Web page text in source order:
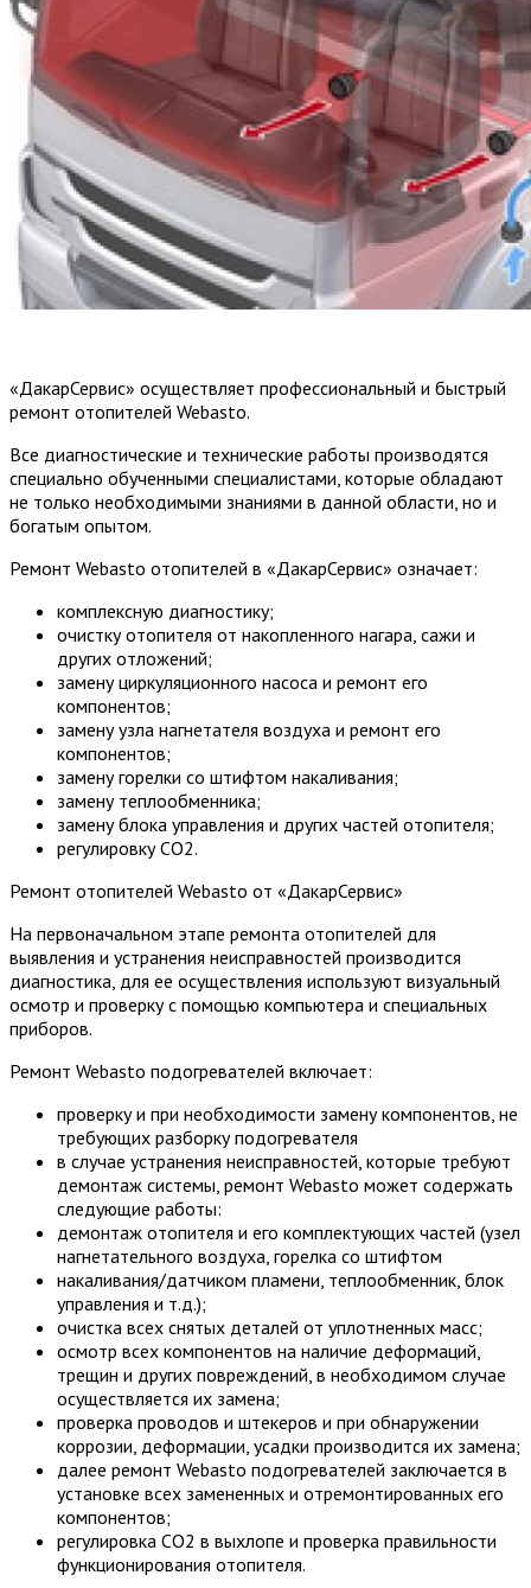
«ДакарСервис» осуществляет профессиональный и быстрый
ремонт отопителей Webasto.
Все диагностические и технические работы производятся
специально обученными специалистами, которые обладают
не только необходимыми знаниями в данной области, но и
богатым опытом.
Ремонт Webasto отопителей в «ДакарСервис» означает:
комплексную диагностику;
очистку отопителя от накопленного нагара, сажи и
других отложений;
замену циркуляционного насоса и ремонт его
компонентов;
замену узла нагнетателя воздуха и ремонт его
компонентов;
замену горелки со штифтом накаливания;
замену теплообменника;
замену блока управления и других частей отопителя;
регулировку СО2.
Ремонт отопителей Webasto от «ДакарСервис»
На первоначальном этапе ремонта отопителей для
выявления и устранения неисправностей производится
диагностика, для ее осуществления используют визуальный
осмотр и проверку с помощью компьютера и специальных
приборов.
Ремонт Webasto подогревателей включает:
проверку и при необходимости замену компонентов, не
требующих разборку подогревателя
в случае устранения неисправностей, которые требуют
демонтаж системы, ремонт Webasto может содержать
следующие работы:
демонтаж отопителя и его комплектующих частей (узел
нагнетательного воздуха, горелка со штифтом
накаливания/датчиком пламени, теплообменник, блок
управления и т.д.);
очистка всех снятых деталей от уплотненных масс;
осмотр всех компонентов на наличие деформаций,
трещин и других повреждений, в необходимом случае
осуществляется их замена;
проверка проводов и штекеров и при обнаружении
коррозии, деформации, усадки производится их замена;
далее ремонт Webasto подогревателей заключается в
установке всех замененных и отремонтированных его
компонентов;
регулировка СО2 в выхлопе и проверка правильности
функционирования отопителя.